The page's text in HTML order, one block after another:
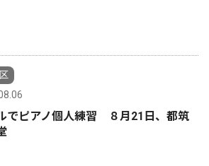
でピアノ個人練習 ８月21日、都筑